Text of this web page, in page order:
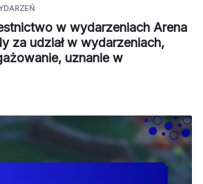
w wydarzeniach Arena
za udział w wydarzeniach,
uznanie w